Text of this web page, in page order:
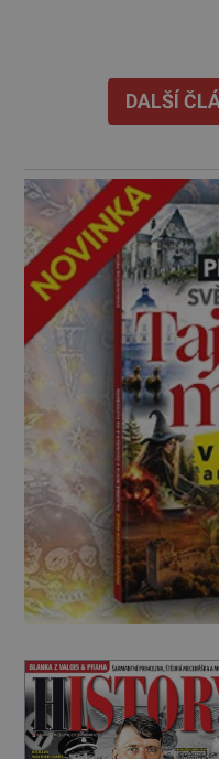
pochopům. Ti se
hrobky a DALŠÍ